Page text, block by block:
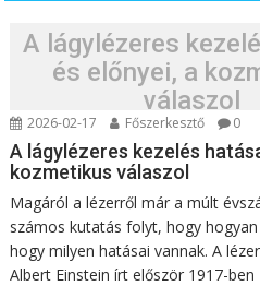
A lágylézeres
és előnyei, a
válaszol
2026-02-17 Főszerkesztő 0
A lágylézeres kezelés
kozmetikus válaszol
Magáról a lézerről már a múlt
számos kutatás folyt, hogy
hogy milyen hatásai vannak. A
Albert Einstein írt először 1917-ben